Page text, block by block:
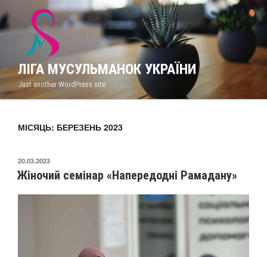
до
вмісту
ЛІГА МУСУЛЬМАНОК УКРАЇНИ
Just another WordPress site
МІСЯЦЬ: БЕРЕЗЕНЬ 2023
ОПУБЛІКОВАНО
20.03.2023
Жіночий семінар «Напередодні Рамадану»